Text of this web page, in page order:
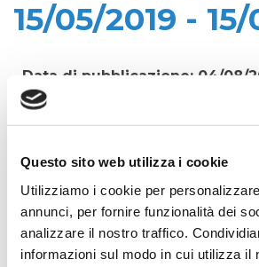
Questo sito web utilizza i cookie
Utilizziamo i cookie per
annunci, per fornire funzionalità dei
analizzare il nostro traffico.
informazioni sul modo in cui utilizza il
15/05/2019 -
Data di pubblicazione: 04/08/
CIG:
Z4D28799AA
Struttura proponente:
Tecnico
Oggetto:
CARICO CONTABILE 7493676